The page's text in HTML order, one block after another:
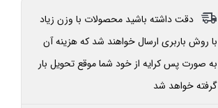
دقت داشته باشید محصولات با وزن زیاد
با روش باربری ارسال خواهند شد که هزینه آن
به صورت پس کرایه از خود شما موقع تحویل بار
گرفته خواهد شد